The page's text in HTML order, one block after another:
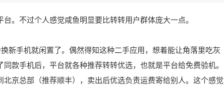
。不过个人感觉咸鱼明显要比转转用户群体庞大一点。
新手机就闲置了。偶然得知这种二手应用，想着能让角落里吃灰
款手机后，平台就各种推荐转转优选，也就是平台给免费验机。
北京总部（推荐顺丰），卖出后优选负责运费寄给别人。这个感觉